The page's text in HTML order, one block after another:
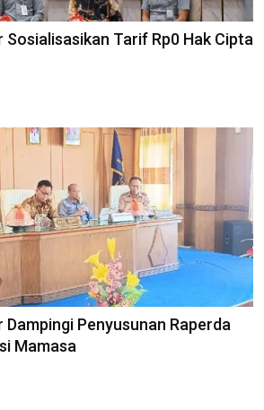
Sosialisasikan Tarif Rp0 Hak Cipta
Dampingi Penyusunan Raperda
Mamasa